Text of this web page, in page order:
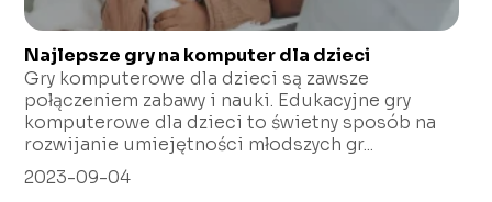
Najlepsze gry na komputer dla dzieci
Gry komputerowe dla dzieci są zawsze
połączeniem zabawy i nauki. Edukacyjne gry
komputerowe dla dzieci to świetny sposób na
rozwijanie umiejętności młodszych gr...
2023-09-04